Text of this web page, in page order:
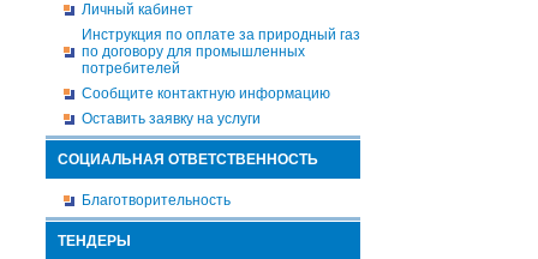
Личный кабинет
Инструкция по оплате за природный газ
по договору для промышленных
потребителей
Сообщите контактную информацию
Оставить заявку на услуги
СОЦИАЛЬНАЯ ОТВЕТСТВЕННОСТЬ
Благотворительность
ТЕНДЕРЫ